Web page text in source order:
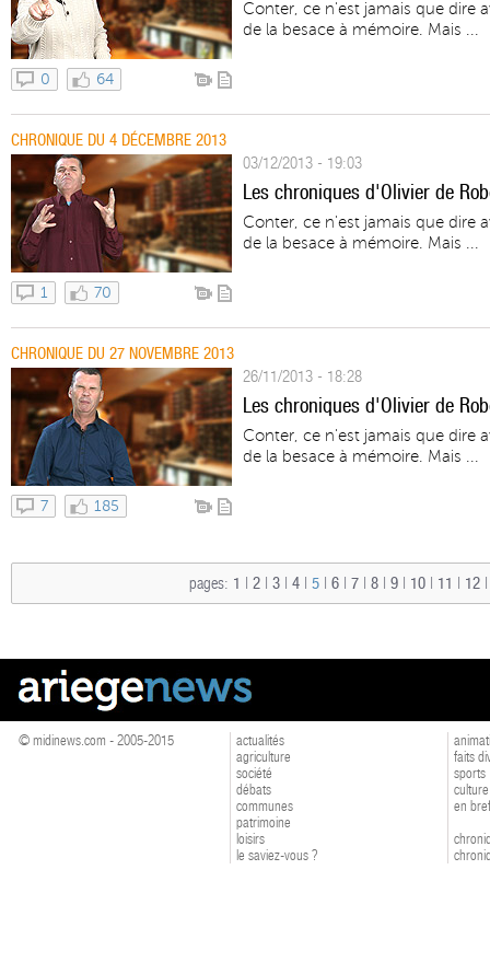
0 64
Conter, ce n'est jamais que dire
de la besace à mémoire. Mais ...
CHRONIQUE DU 4 DÉCEMBRE 2013
1 70
03/12/2013 - 19:03
Les chroniques d'Olivier de
Conter, ce n'est jamais que dire
de la besace à mémoire. Mais ...
CHRONIQUE DU 27 NOVEMBRE 2013
7 185
26/11/2013 - 18:28
Les chroniques d'Olivier de
Conter, ce n'est jamais que dire
de la besace à mémoire. Mais ...
pages: 1 2 3 4 5 6 7 8 9 10 11 12
© midinews.com - 2005-2015
actualités
agriculture
société
débats
communes
patrimoine
loisirs
le saviez-vous ?
faits
sports
culture
en bref